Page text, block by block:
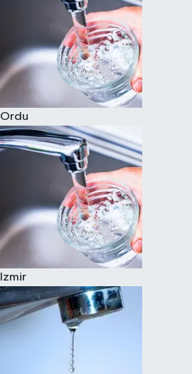
Ordu
Izmir